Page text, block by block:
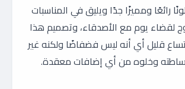
رائعًا ومميزًا جدًا ويليق في المناسبات
لقضاء يوم مع الأصدقاء، وتصميم هذا
قليل أي أنه ليس فضفاضًا ولكنه غير
وخلوه من أي إضافات معقدة.